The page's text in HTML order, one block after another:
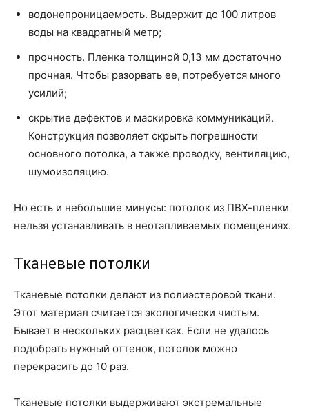
водонепроницаемость. Выдержит до 100 литров
воды на квадратный метр;
прочность. Пленка толщиной 0,13 мм достаточно
прочная. Чтобы разорвать ее, потребуется много
усилий;
скрытие дефектов и маскировка коммуникаций.
Конструкция позволяет скрыть погрешности
основного потолка, а также проводку, вентиляцию,
шумоизоляцию.
Но есть и небольшие минусы: потолок из ПВХ-пленки
нельзя устанавливать в неотапливаемых помещениях.
Тканевые потолки
Тканевые потолки делают из полиэстеровой ткани.
Этот материал считается экологически чистым.
Бывает в нескольких расцветках. Если не удалось
подобрать нужный оттенок, потолок можно
перекрасить до 10 раз.
Тканевые потолки выдерживают экстремальные